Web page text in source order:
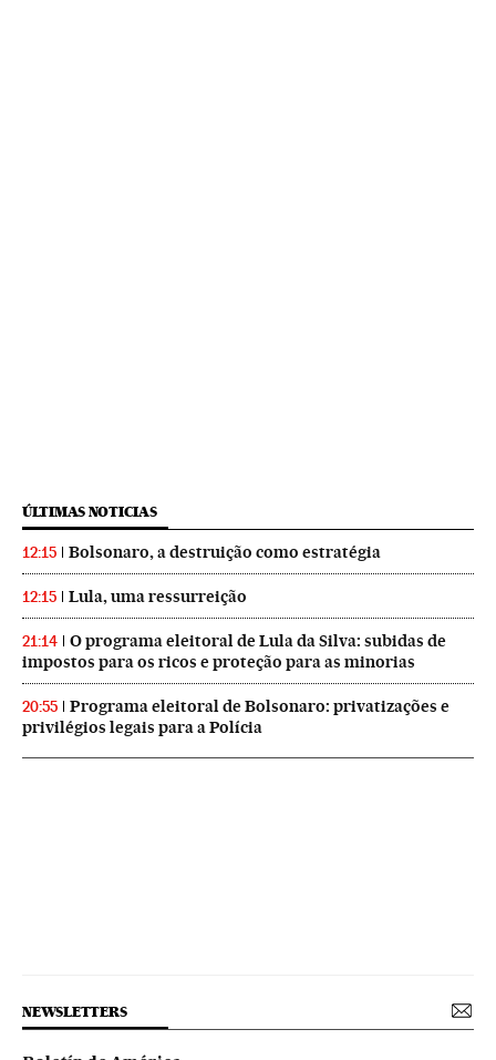
ÚLTIMAS NOTICIAS
12:15 Bolsonaro, a destruição como estratégia
12:15 Lula, uma ressurreição
21:14
O programa eleitoral de Lula da Silva: subidas de
impostos para os ricos e proteção para as minorias
20:55
Programa eleitoral de Bolsonaro: privatizações e
privilégios legais para a Polícia
NEWSLETTERS